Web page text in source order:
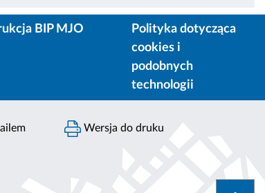
BIP MJO
Polityka dotycząca
cookies i
podobnych
technologii
Wersja do druku